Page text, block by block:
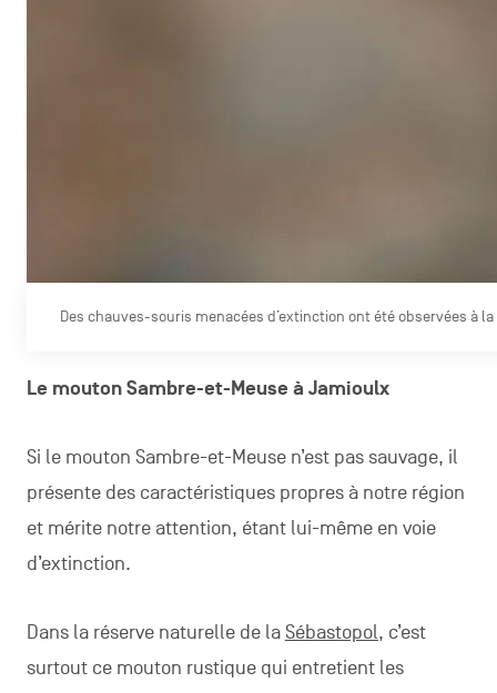
Des chauves-souris menacées d’extinction ont été observées à
Le mouton Sambre-et-Meuse à Jamioulx
Si le mouton Sambre-et-Meuse n’est pas sauvage, il
présente des caractéristiques propres à notre région
et mérite notre attention, étant lui-même en voie
d’extinction.
Dans la réserve naturelle de laSébastopol, c’est
surtout ce mouton rustique qui entretient les